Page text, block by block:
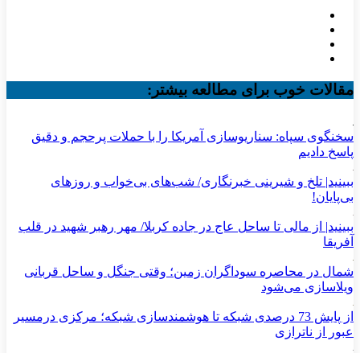
مقالات خوب برای مطالعه بیشتر:
سخنگوی سپاه: سناریوسازی آمریکا را با حملات پرحجم‌‌ و دقیق‌
پاسخ دادیم
ببینید| تلخ و شیرینی خبرنگاری/‌ شب‌های بی‌خواب و روزهای
بی‌پایان!
ببینید| از مالی تا ساحل عاج در جاده کربلا/ مهر رهبر شهید در قلب
آفریقا
شمال در محاصره سوداگران زمین؛ وقتی جنگل و ساحل قربانی
ویلاسازی می‌شود
از پایش 73 درصدی شبکه تا هوشمندسازی شبکه؛ مرکزی درمسیر
عبور از ناترازی